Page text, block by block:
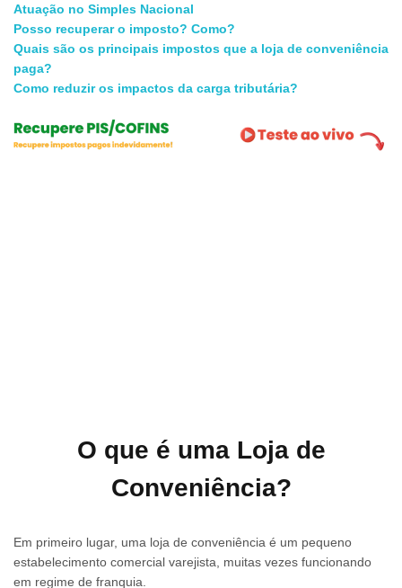
Atuação no Simples Nacional
Posso recuperar o imposto? Como?
Quais são os principais impostos que a loja de conveniência
paga?
Como reduzir os impactos da carga tributária?
O que é uma Loja de
Conveniência?
Em primeiro lugar, uma loja de conveniência é um pequeno
estabelecimento comercial varejista, muitas vezes funcionando
em regime de franquia.